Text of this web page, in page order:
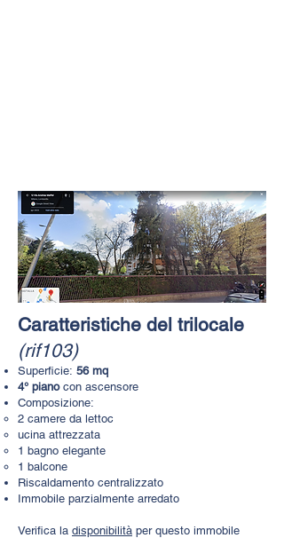
​​​​Caratteristiche del trilocale
(rif103)​
Superficie: 56 mq
4° pianocon ascensore
Composizione:
2 camere da lettoc
ucina attrezzata
1 bagno elegante
1 balcone
Riscaldamento centralizzato
Immobile parzialmente arredato
Verifica la disponibilità per questo immobile